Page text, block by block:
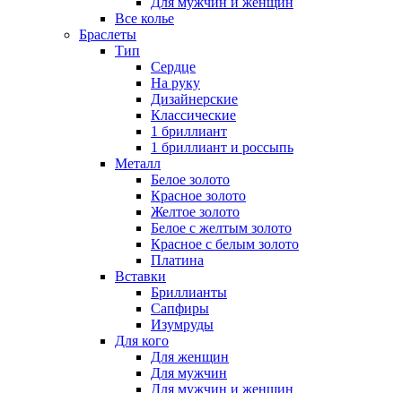
Все колье
Браслеты
Тип
Сердце
На руку
Дизайнерские
Классические
1 бриллиант
1 бриллиант и россыпь
Металл
Белое золото
Красное золото
Желтое золото
Белое с желтым золото
Красное с белым золото
Платина
Вставки
Бриллианты
Сапфиры
Изумруды
Для кого
Для женщин
Для мужчин
Для мужчин и женщин